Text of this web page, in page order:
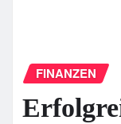
FINANZEN